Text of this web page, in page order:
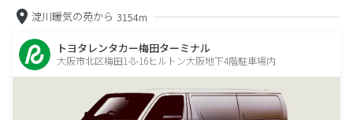
淀川暖気の苑から 3154m
トヨタレンタカー梅田ターミナル
大阪市北区梅田1-8-16ヒルトン大阪地下4階駐車場内